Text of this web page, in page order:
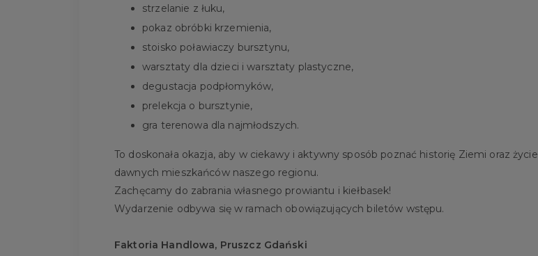
strzelanie z łuku,
pokaz obróbki krzemienia,
stoisko poławiaczy bursztynu,
warsztaty dla dzieci i warsztaty plastyczne,
degustacja podpłomyków,
prelekcja o bursztynie,
gra terenowa dla najmłodszych.
To doskonała okazja, aby w ciekawy i aktywny sposób poznać historię Ziemi oraz życie
dawnych mieszkańców naszego regionu.
Zachęcamy do zabrania własnego prowiantu i kiełbasek!
Wydarzenie odbywa się w ramach obowiązujących biletów wstępu.
Faktoria Handlowa, Pruszcz Gdański